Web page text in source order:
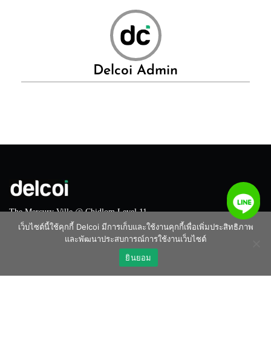
Delcoi Admin
The Mercury Ville @ Chidlom Level 11
540 Phloen Chit Rd, Lumphini, Pathum Wan,
เว็บไซต์นี้ใช้คุกกี้ Delcoi มีการเก็บและใช้งานคุกกี้เพื่อเพิ่มประสิทธิภาพ
และพัฒนาประสบการณ์การใช้งานเว็บไซต์
ยินยอม